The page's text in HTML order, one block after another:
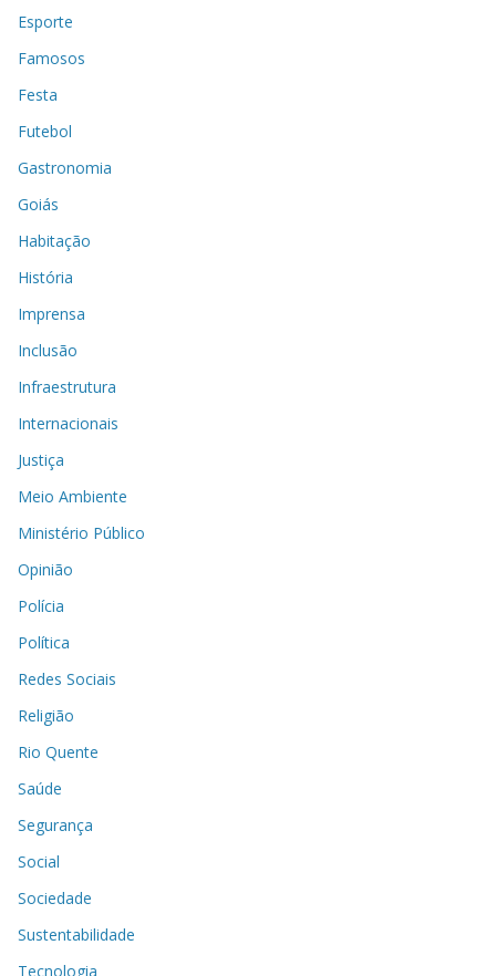
Esporte
Famosos
Festa
Futebol
Gastronomia
Goiás
Habitação
História
Imprensa
Inclusão
Infraestrutura
Internacionais
Justiça
Meio Ambiente
Ministério Público
Opinião
Polícia
Política
Redes Sociais
Religião
Rio Quente
Saúde
Segurança
Social
Sociedade
Sustentabilidade
Tecnologia